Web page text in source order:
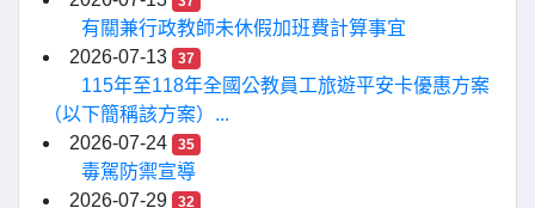
有關兼行政教師未休假加班費計算事宜
2026-07-13
37
115年至118年全國公教員工旅遊平安卡優惠方案
（以下簡稱該方案）...
2026-07-24
35
毒駕防禦宣導
2026-07-29
32